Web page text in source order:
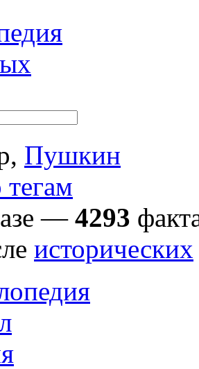
Пушкин
— 4293
исторических